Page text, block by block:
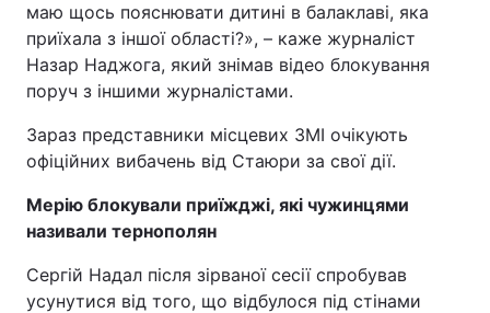
маю щось пояснювати дитині в балаклаві, яка
приїхала з іншої області?», – каже журналіст
Назар Наджога, який знімав відео блокування
поруч з іншими журналістами.
Зараз представники місцевих ЗМІ очікують
офіційних вибачень від Стаюри за свої дії.
Мерію блокували приїжджі, які чужинцями
називали тернополян
Сергій Надал після зірваної сесії спробував
усунутися від того, що відбулося під стінами